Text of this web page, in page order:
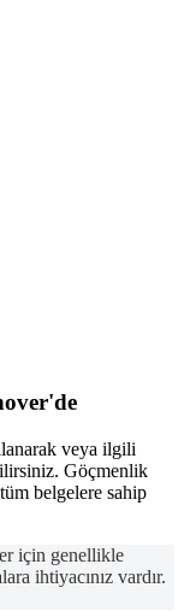
veya ilgili
Göçmenlik
belgelere sahip
için genellikle
ihtiyacınız vardır.